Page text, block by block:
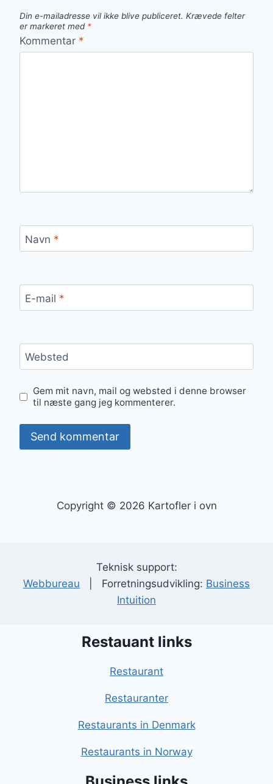
Din e-mailadresse vil ikke blive publiceret. Krævede felter
er markeret med *
Kommentar *
Navn *
E-mail *
Websted
Gem mit navn, mail og websted i denne browser
til næste gang jeg kommenterer.
Copyright © 2026 Kartofler i ovn
Teknisk support:
Webbureau | Forretningsudvikling: Business
Intuition
Restauant links
Restaurant
Restauranter
Restaurants in Denmark
Restaurants in Norway